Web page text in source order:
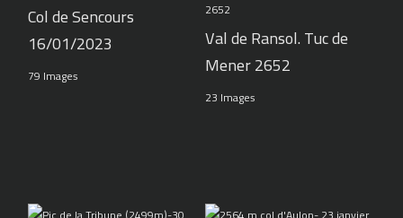
Col de Sencours
16/01/2023
79 Images
Val de Ransol. Tuc de
Mener 2652
23 Images